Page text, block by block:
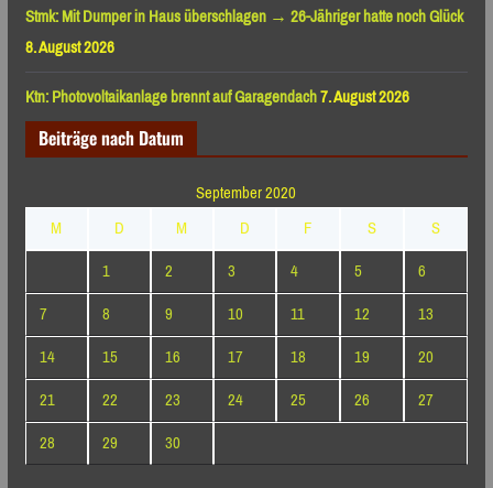
Stmk: Mit Dumper in Haus überschlagen → 26-Jähriger hatte noch Glück
8. August 2026
Ktn: Photovoltaikanlage brennt auf Garagendach7. August 2026
Beiträge nach Datum
September 2020
M
D M D F S
S
1
2 3 4 5
6
7
8 9 10 11 12
13
14
15 16 17 18 19
20
21
22 23 24 25 26
27
28
29
30